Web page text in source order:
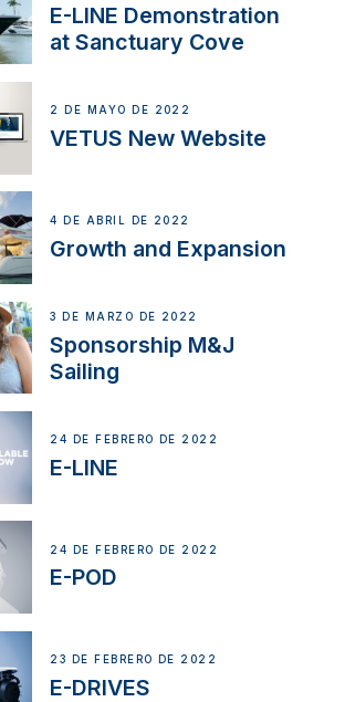
E-LINE Demonstration
at Sanctuary Cove
2 DE MAYO DE 2022
VETUS New Website
4 DE ABRIL DE 2022
Growth and Expansion
3 DE MARZO DE 2022
Sponsorship M&J
Sailing
24 DE FEBRERO DE 2022
E-LINE
24 DE FEBRERO DE 2022
E-POD
23 DE FEBRERO DE 2022
E-DRIVES